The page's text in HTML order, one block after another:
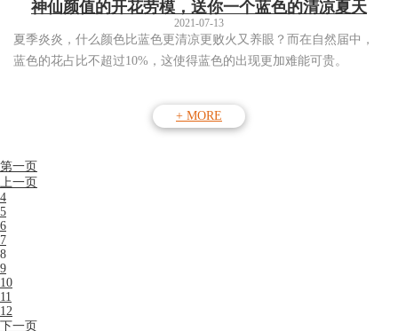
神仙颜值的开花劳模，送你一个蓝色的清凉夏天
2021-07-13
夏季炎炎，什么颜色比蓝色更清凉更败火又养眼？而在自然届中，
蓝色的花占比不超过10%，这使得蓝色的出现更加难能可贵。
+ MORE
第一页
上一页
4
5
6
7
8
9
10
11
12
下一页